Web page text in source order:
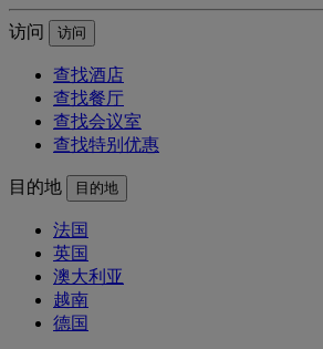
访问 访问
查找酒店
查找餐厅
查找会议室
查找特别优惠
目的地 目的地
法国
英国
澳大利亚
越南
德国